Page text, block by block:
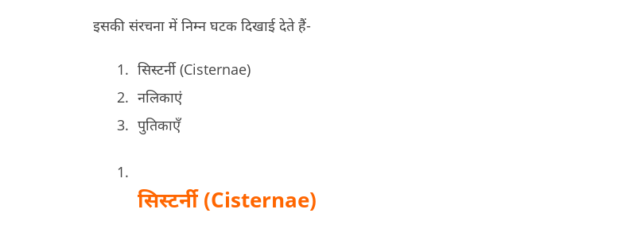
इसकी संरचना में निम्न घटक दिखाई देते हैं-
सिस्टर्नी (Cisternae)
नलिकाएं
पुतिकाएँ
सिस्टर्नी (Cisternae)